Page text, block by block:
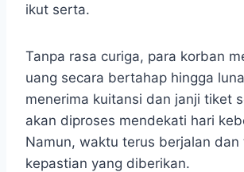
ikut serta.
Tanpa rasa curiga, para korban
uang secara bertahap hingga
menerima kuitansi dan janji tiket
akan diproses mendekati hari
Namun, waktu terus berjalan dan
kepastian yang diberikan.